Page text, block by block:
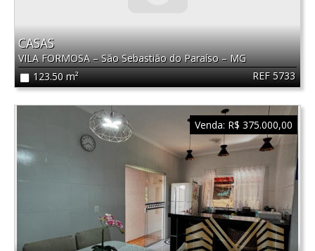
REF 5733
CASAS
VILA FORMOSA–São Sebastião do Paraíso–MG
123.50 m²
Venda: R$ 375.000,00